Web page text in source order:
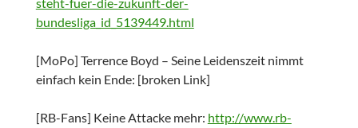
steht-fuer-die-zukunft-der-
bundesliga_id_5139449.html
[MoPo] Terrence Boyd – Seine Leidenszeit nimmt
einfach kein Ende: [broken Link]
[RB-Fans] Keine Attacke mehr: http://www.rb-